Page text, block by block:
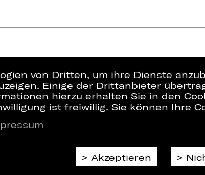
Jobs
AGB
von Dritten, um ihre Dienste
Einige der Drittanbieter
hierzu erhalten Sie in den
ist freiwillig. Sie können Ihre
Akzeptieren